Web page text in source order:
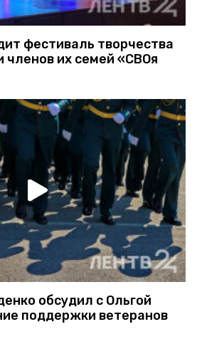
фестиваль творчества
членов их семей «СВОя
обсудил с Ольгой
поддержки ветеранов